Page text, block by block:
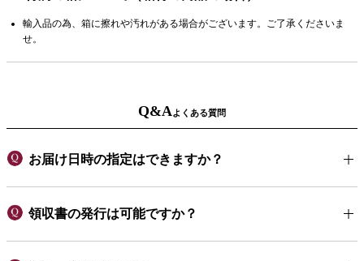
輸入品の為、箱に擦れや汚れがある場合がございます。ご了承くださいま
せ。
Q&Aよくある質問
お届け日時の指定はできますか？
領収書の発行は可能ですか？